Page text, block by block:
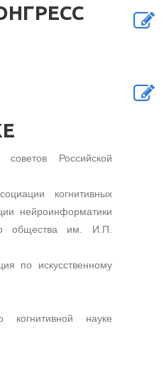
Российской
когнитивных
нейроинформатики
общества им. И.П.
по искусственному
науке